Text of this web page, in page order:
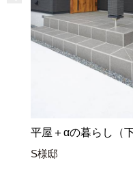
平屋＋αの暮らし（
S様邸